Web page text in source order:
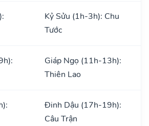
Kỷ Sửu (1h-3h): Chu
Tước
Giáp Ngọ (11h-13h):
Thiên Lao
Đinh Dậu (17h-19h):
Câu Trận